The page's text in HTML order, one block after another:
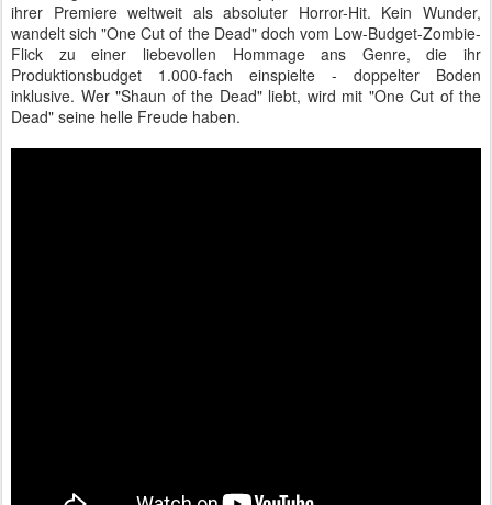
ihrer Premiere weltweit als absoluter Horror-Hit. Kein Wunder,
wandelt sich "One Cut of the Dead" doch vom Low-Budget-Zombie-
Flick zu einer liebevollen Hommage ans Genre, die ihr
Produktionsbudget 1.000-fach einspielte - doppelter Boden
inklusive. Wer "Shaun of the Dead" liebt, wird mit "One Cut of the
Dead" seine helle Freude haben.